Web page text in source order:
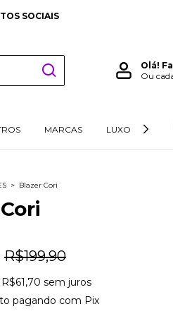
Olá!
Ou
MARCAS LUXO
> Blazer Cori
R$199,90
R$61,70 sem juros
pagando com Pix